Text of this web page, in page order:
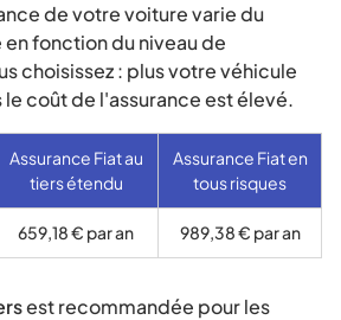
de votre voiture varie du
fonction du niveau de
choisissez : plus votre véhicule
coût de l'assurance est élevé.
Assurance Fiat au
tiers étendu
Assurance Fiat en
tous risques
659,18 € par an 989,38 € par an
est recommandée pour les